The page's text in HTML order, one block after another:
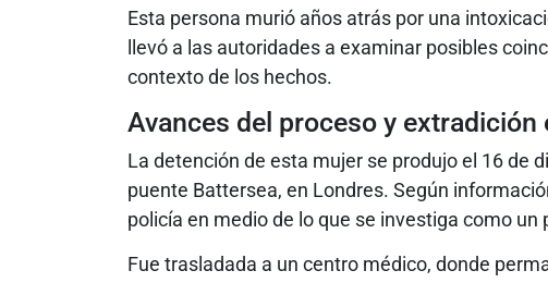
Esta persona murió años atrás por una
llevó a las autoridades a examinar posibles
contexto de los hechos.
Avances del proceso y extradición
La detención de esta mujer se produjo el 16 de
puente Battersea, en Londres. Según
policía en medio de lo que se investiga como
Fue trasladada a un centro médico, donde